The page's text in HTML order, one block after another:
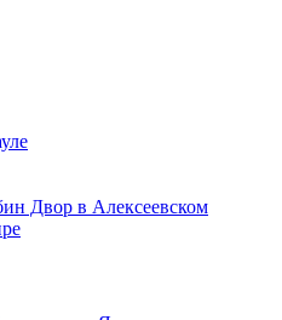
Двор в Алексеевском